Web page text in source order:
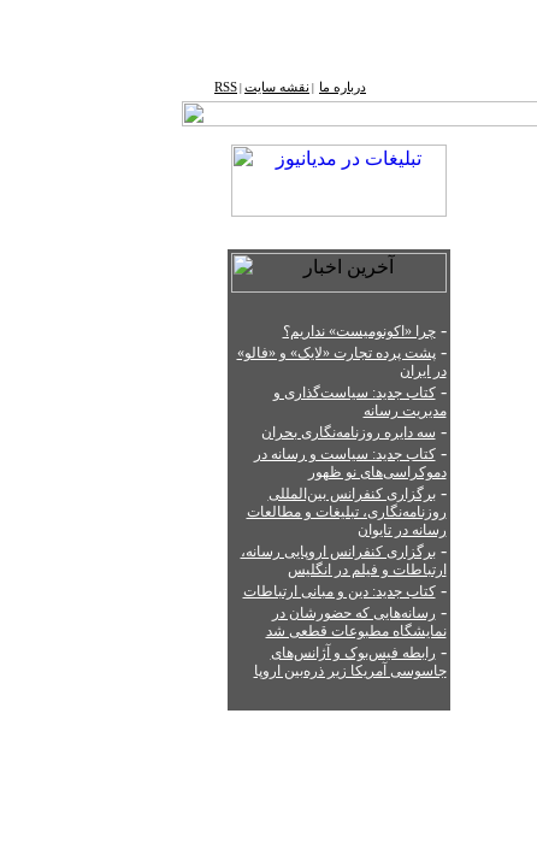
درباره ما نقشه ‌سایت RSS
-چرا «اکونومیست» نداریم؟
-پشت‌ پرده تجارت «لایک» و «فالو»
در ایران
-کتاب جدید: سیاست‌گذاری و
مدیریت رسانه
- سه دایره روزنامه‌نگاری بحران
-کتاب جدید: سیاست‌ و رسانه در
دموکراسی‌های نو ظهور
-برگزاری کنفرانس بین‌المللی
روزنامه‌نگاری، تبلیغات و مطالعات
رسانه در تایوان
-برگزاری کنفرانس اروپایی رسانه،
ارتباطات و فیلم در انگلیس
-کتاب جدید: دین و مبانی ارتباطات
- رسانه‌هایی که حضورشان در
نمایشگاه مطبوعات قطعی شد
- رابطه فیس‌بوک و آژانس‌های
جاسوسی آمریکا زیر ذره‌بین اروپا